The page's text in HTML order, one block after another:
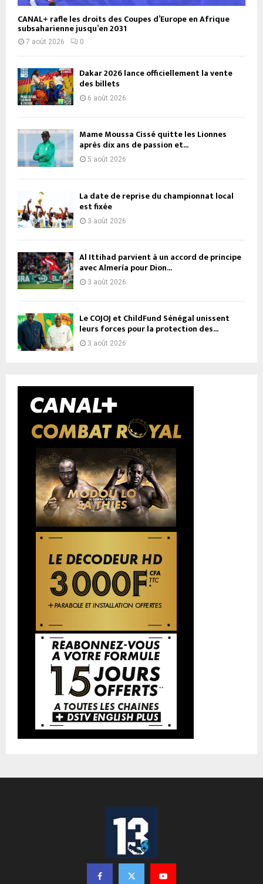
CANAL+ rafle les droits des Coupes d’Europe en Afrique
subsaharienne jusqu’en 2031
7 août 2026 0
Dakar 2026 lance officiellement la vente
des billets
6 août 2026
Mame Moussa Cissé quitte les Lionnes
après dix ans de passion et...
5 août 2026
La date de reprise du championnat local
est fixée
3 août 2026
Al Ittihad parvient à un accord de principe
avec Almería pour Dion...
3 août 2026
Le COJOJ et ChildFund Sénégal unissent
leurs forces pour la protection des...
3 août 2026